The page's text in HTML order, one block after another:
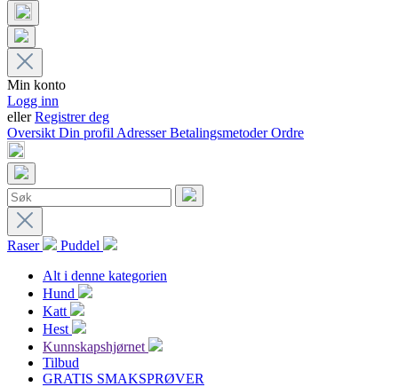
Min konto
Logg inn
ellerRegistrer deg
Oversikt Din profil AdresserBetalingsmetoderOrdre
Raser
Puddel
Alt i denne kategorien
Hund
Katt
Hest
Kunnskapshjørnet
Tilbud
GRATIS SMAKSPRØVER